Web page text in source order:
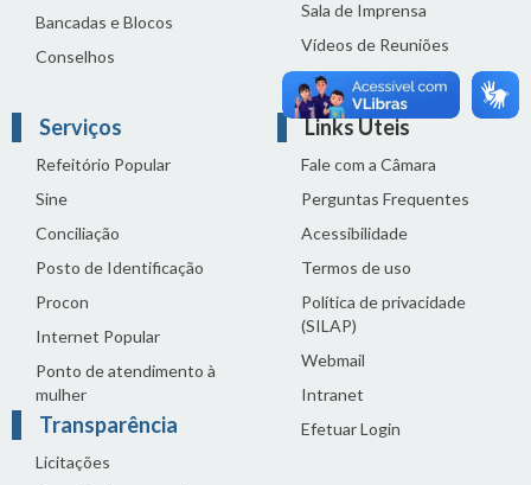
Bancadas e Blocos
Conselhos
Sala de Imprensa
Vídeos de Reuniões
Solenidades
Serviços
Refeitório Popular
Sine
Conciliação
Posto de Identificação
Procon
Internet Popular
Ponto de atendimento à
mulher
Transparência
Licitações
Links Úteis
Fale com a Câmara
Perguntas Frequentes
Acessibilidade
Termos de uso
Política de privacidade
(SILAP)
Webmail
Intranet
Efetuar Login